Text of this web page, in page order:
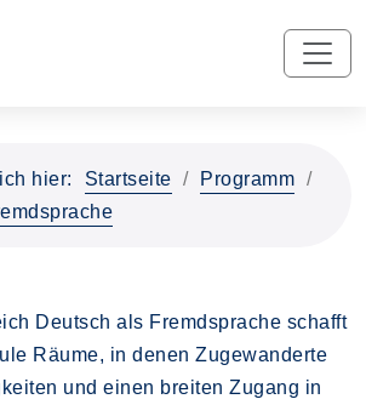
hier: Startseite
Programm
Deutsch als Fremdsprache schafft
Räume, in denen Zugewanderte
und einen breiten Zugang in